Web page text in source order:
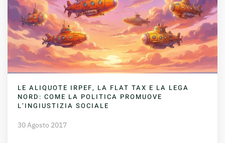
LE ALIQUOTE IRPEF, LA FLAT TAX E LA LEGA
NORD: COME LA POLITICA PROMUOVE
L’INGIUSTIZIA SOCIALE
30 Agosto 2017